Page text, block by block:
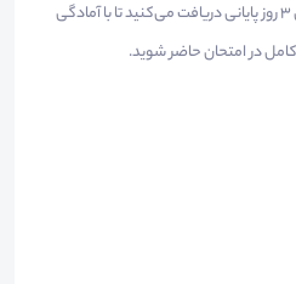
🚀 همچنین یک برنامه کاربردی برای ۳ روز پایانی دریافت می‌کنید تا با آمادگی
در امتحان حاضر شوید.